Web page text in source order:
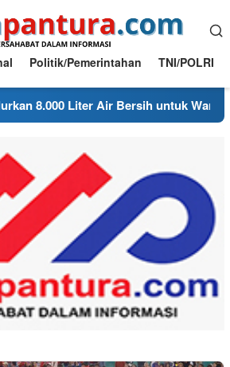
Politik/Pemerintahan TNI/POLRI
8.000 Liter Air Bersih untuk Warga